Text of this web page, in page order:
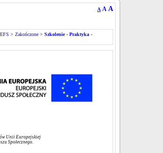
A A A
> Zakończone > Szkolenie - Praktyka -
Unii Europejskiej
Społecznego.